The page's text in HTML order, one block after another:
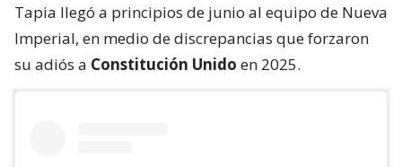
Tapia llegó a principios de junio al equipo de Nueva
Imperial, en medio de discrepancias que forzaron
su adiós a Constitución Unido en 2025.